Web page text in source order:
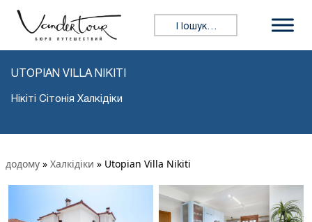
Пошук:
UTOPIAN VILLA NIKITI
Нікіті Сітонія Халкідіки
додому » Халкідіки » Utopian Villa Nikiti